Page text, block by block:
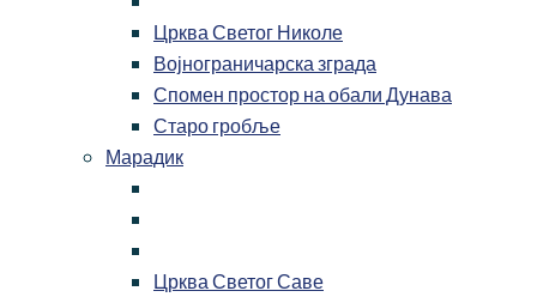
Црква Светог Николе
Војнограничарска зграда
Спомен простор на обали Дунава
Старо гробље
Марадик
Црква Светог Саве